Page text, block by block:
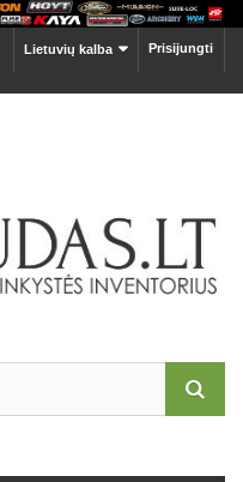
Prisijungti
Lietuvių kalba